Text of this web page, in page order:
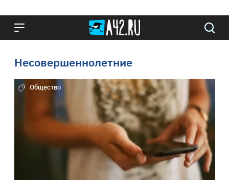
Несовершеннолетние
Общество